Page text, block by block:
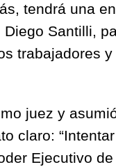
tendrá una
Santilli,
trabajadores
juez y
claro:
Ejecutivo